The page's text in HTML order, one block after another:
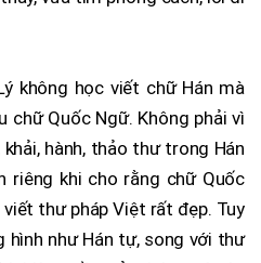
không học viết chữ Hán mà
chữ Quốc Ngữ. Không phải vì
khải, hành, thảo thư trong Hán
riêng khi cho rằng chữ Quốc
thư pháp Việt rất đẹp. Tuy
như Hán tự, song với thư